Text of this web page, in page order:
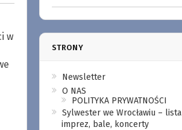
w
STRONY
Newsletter
O NAS
POLITYKA PRYWATNOŚCI
Sylwester we Wrocławiu – lista
imprez, bale, koncerty